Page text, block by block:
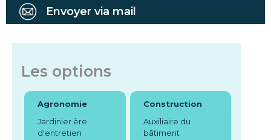
Envoyer via mail
Les options
Agronomie
Jardinier.ère
d'entretien
Construction
Auxiliaire du
bâtiment